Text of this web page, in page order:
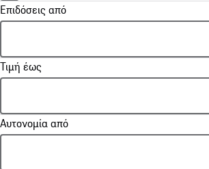
Επιδόσεις από
Τιμή έως
Αυτονομία από